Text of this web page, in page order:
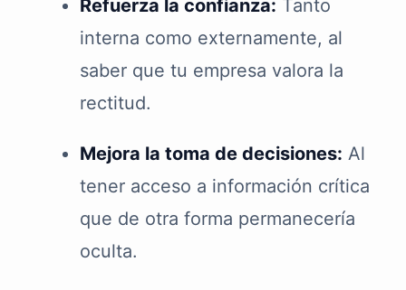
Refuerza la confianza: Tanto
interna como externamente, al
saber que tu empresa valora la
rectitud.
Mejora la toma de decisiones: Al
tener acceso a información crítica
que de otra forma permanecería
oculta.